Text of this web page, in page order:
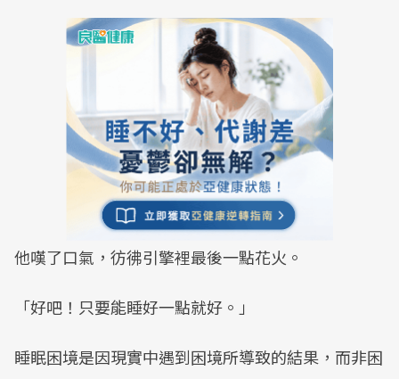
他嘆了口氣，彷彿引擎裡最後一點花火。
「好吧！只要能睡好一點就好。」
睡眠困境是因現實中遇到困境所導致的結果，而非困